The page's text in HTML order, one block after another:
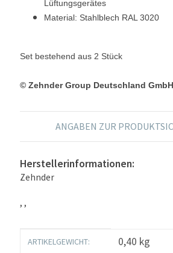
Lüftungsgerätes
Material: Stahlblech RAL 3020
Set bestehend aus 2 Stück
© Zehnder Group Deutschland GmbH
ANGABEN ZUR
Herstellerinformationen:
Zehnder
, ,
Produkteigenschaft
Wert
ARTIKELGEWICHT: 0,40 kg